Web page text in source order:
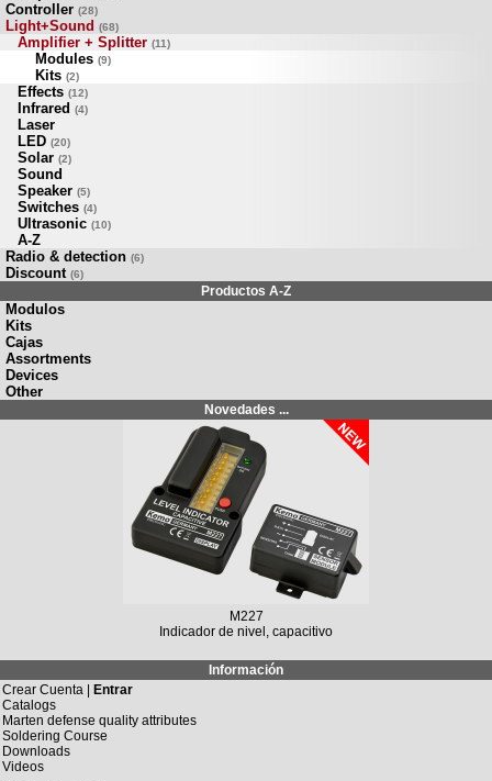
Controller (28)
Light+Sound (68)
Amplifier + Splitter (11)
Modules (9)
Kits (2)
Effects (12)
Infrared (4)
Laser
LED (20)
Solar (2)
Sound
Speaker (5)
Switches (4)
Ultrasonic (10)
A-Z
Radio & detection (6)
Discount (6)
Productos A-Z
Modulos
Kits
Cajas
Assortments
Devices
Other
Novedades ...
M227
Indicador de nivel, capacitivo
Información
Crear Cuenta | Entrar
Catalogs
Marten defense quality attributes
Soldering Course
Downloads
Videos